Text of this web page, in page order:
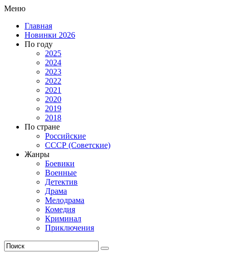
Меню
Главная
Новинки 2026
По году
2025
2024
2023
2022
2021
2020
2019
2018
По стране
Российские
СССР (Советские)
Жанры
Боевики
Военные
Детектив
Драма
Мелодрама
Комедия
Криминал
Приключения